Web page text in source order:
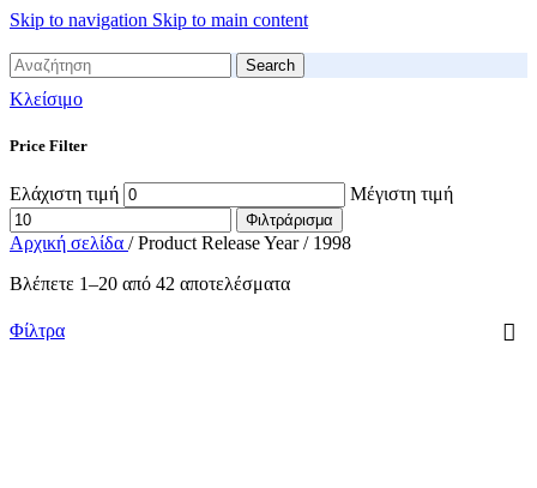
Skip to navigation Skip to main content
Search
Κλείσιμο
Price Filter
Ελάχιστη τιμή Μέγιστη τιμή
Φιλτράρισμα
Αρχική σελίδα / Product Release Year/ 1998
Βλέπετε 1–20 από 42 αποτελέσματα
Φίλτρα